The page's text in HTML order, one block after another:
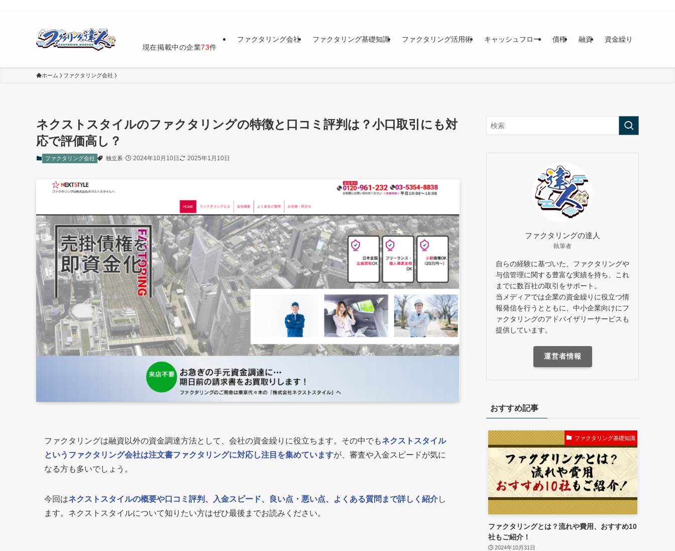
ファクタリング会社 ファクタリング基礎知識 ファクタリング活用術 キャッシュフロー 債権 融資
資金繰り
現在掲載中の企業73件
ホーム ファクタリング会社
ネクストスタイルのファクタリングの特徴と口コミ評判は？小口取引にも対
応で評価高し？
ファクタリング会社 独立系 2024年10月10日 2025年1月10日
ファクタリングは融資以外の資金調達方法として、会社の資金繰りに役立ちます。その中でもネクストスタイル
というファクタリング会社は注文書ファクタリングに対応し注目を集めていますが、審査や入金スピードが気に
なる方も多いでしょう。
今回はネクストスタイルの概要や口コミ評判、入金スピード、良い点・悪い点、よくある質問まで詳しく紹介し
ます。ネクストスタイルについて知りたい方はぜひ最後までお読みください。
ファクタリングの達人
執筆者
自らの経験に基づいた、ファクタリングや
与信管理に関する豊富な実績を持ち、これ
までに数百社の取引をサポート。
当メディアでは企業の資金繰りに役立つ情
報発信を行うとともに、中小企業向けにフ
ァクタリングのアドバイザリーサービスも
提供しています。
運営者情報
おすすめ記事
ファクタリング基礎知識
ファクタリングとは？流れや費用、おすすめ10
社もご紹介！
2024年10月31日